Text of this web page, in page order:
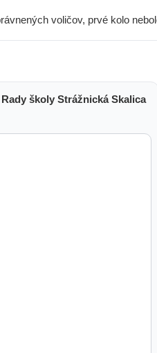
voličov, prvé kolo
školy Strážnická Skalica